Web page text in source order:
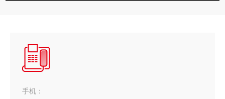
手机：